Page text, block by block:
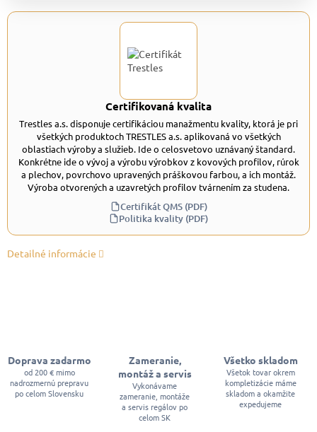
Certifikovaná kvalita
Trestles a.s. disponuje certifikáciou manažmentu kvality, ktorá je pri
všetkých produktoch TRESTLES a.s. aplikovaná vo všetkých
oblastiach výroby a služieb. Ide o celosvetovo uznávaný štandard.
Konkrétne ide o vývoj a výrobu výrobkov z kovových profilov, rúrok
a plechov, povrchovo upravených práškovou farbou, a ich montáž.
Výroba otvorených a uzavretých profilov tvárnením za studena.
Certifikát QMS (PDF)
Politika kvality (PDF)
Detailné informácie
Doprava zadarmo
od 200 € mimo
nadrozmernú prepravu
po celom Slovensku
Zameranie,
montáž a servis
Vykonávame
zameranie, montáže
a servis regálov po
celom SK
Všetko skladom
Všetok tovar okrem
kompletizácie máme
skladom a okamžite
expedujeme